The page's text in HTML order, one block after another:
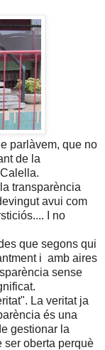
parlàvem, que no
de la
transparència
avui com
I no
que segons qui
i amb aires
sense
La veritat ja
és una
gestionar la
ser oberta perquè